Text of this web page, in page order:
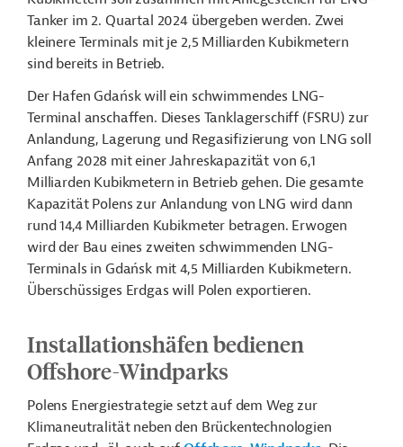
Tanker im 2. Quartal 2024 übergeben werden. Zwei
kleinere Terminals mit je 2,5 Milliarden Kubikmetern
sind bereits in Betrieb.
Der Hafen Gdańsk will ein schwimmendes LNG-
Terminal anschaffen. Dieses Tanklagerschiff (FSRU) zur
Anlandung, Lagerung und Regasifizierung von LNG soll
Anfang 2028 mit einer Jahreskapazität von 6,1
Milliarden Kubikmetern in Betrieb gehen. Die gesamte
Kapazität Polens zur Anlandung von LNG wird dann
rund 14,4 Milliarden Kubikmeter betragen. Erwogen
wird der Bau eines zweiten schwimmenden LNG-
Terminals in Gdańsk mit 4,5 Milliarden Kubikmetern.
Überschüssiges Erdgas will Polen exportieren.
Installationshäfen bedienen
Offshore-Windparks
Polens Energiestrategie setzt auf dem Weg zur
Klimaneutralität neben den Brückentechnologien